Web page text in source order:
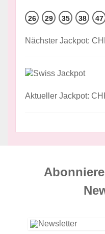
26 29 35 38 47
Nächster Jackpot:
Aktueller Jackpot: